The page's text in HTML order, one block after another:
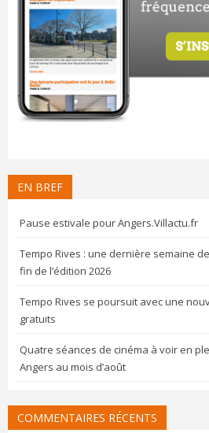
EN BREF
Pause estivale pour Angers.Villactu.fr
Tempo Rives : une dernière semaine
fin de l’édition 2026
Tempo Rives se poursuit avec une
gratuits
Quatre séances de cinéma à voir en
Angers au mois d’août
COMMENTAIRES RÉCENTS